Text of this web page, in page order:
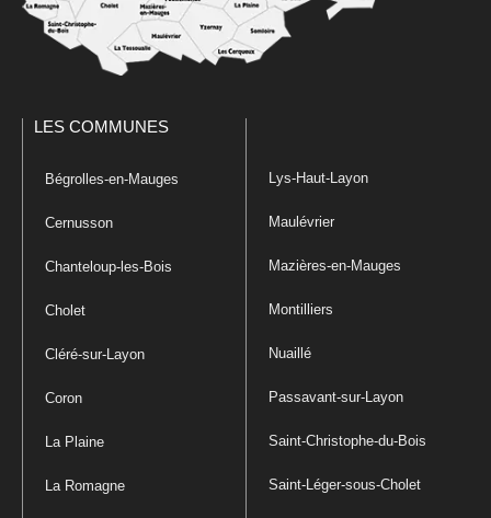
LES COMMUNES
Bégrolles-en-Mauges
Cernusson
Chanteloup-les-Bois
Cholet
Cléré-sur-Layon
Coron
La Plaine
La Romagne
Lys-Haut-Layon
Maulévrier
Mazières-en-Mauges
Montilliers
Nuaillé
Passavant-sur-Layon
Saint-Christophe-du-Bois
Saint-Léger-sous-Cholet